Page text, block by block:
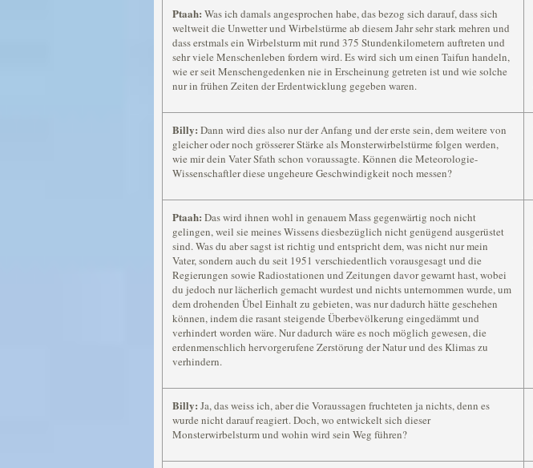
Ptaah: Was ich damals angesprochen habe, das bezog sich darauf, dass sich
weltweit die Unwetter und Wirbelstürme ab diesem Jahr sehr stark mehren und
dass erstmals ein Wirbelsturm mit rund 375 Stundenkilometern auftreten und
sehr viele Menschenleben fordern wird. Es wird sich um einen Taifun handeln,
wie er seit Menschengedenken nie in Erscheinung getreten ist und wie solche
nur in frühen Zeiten der Erdentwicklung gegeben waren.
Billy: Dann wird dies also nur der Anfang und der erste sein, dem weitere von
gleicher oder noch grösserer Stärke als Monsterwirbelstürme folgen werden,
wie mir dein Vater Sfath schon voraussagte. Können die Meteorologie-
Wissenschaftler diese ungeheure Geschwindigkeit noch messen?
Ptaah: Das wird ihnen wohl in genauem Mass gegenwärtig noch nicht
gelingen, weil sie meines Wissens diesbezüglich nicht genügend ausgerüstet
sind. Was du aber sagst ist richtig und entspricht dem, was nicht nur mein
Vater, sondern auch du seit 1951 verschiedentlich vorausgesagt und die
Regierungen sowie Radiostationen und Zeitungen davor gewarnt hast, wobei
du jedoch nur lächerlich gemacht wurdest und nichts unternommen wurde, um
dem drohenden Übel Einhalt zu gebieten, was nur dadurch hätte geschehen
können, indem die rasant steigende Überbevölkerung eingedämmt und
verhindert worden wäre. Nur dadurch wäre es noch möglich gewesen, die
erdenmenschlich hervorgerufene Zerstörung der Natur und des Klimas zu
verhindern.
Billy: Ja, das weiss ich, aber die Voraussagen fruchteten ja nichts, denn es
wurde nicht darauf reagiert. Doch, wo entwickelt sich dieser
Monsterwirbelsturm und wohin wird sein Weg führen?